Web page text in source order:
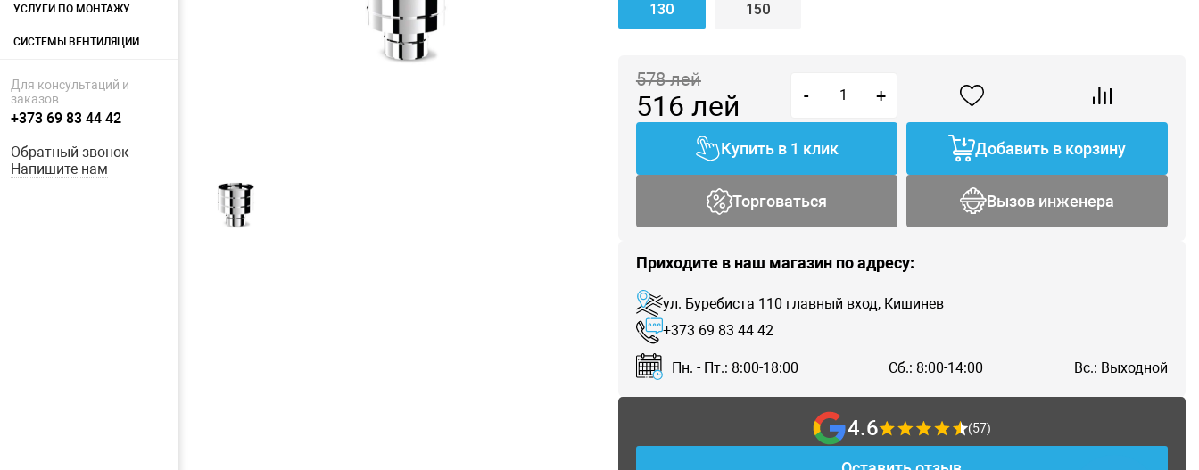
УСЛУГИ ПО МОНТАЖУ
СИСТЕМЫ ВЕНТИЛЯЦИИ
Для консультаций и
заказов
+373 69 83 44 42
Обратный звонок
Напишите нам
130 150
578лей
516 лей - +
Купить в 1 клик Добавить в корзину
Торговаться Вызов инженера
Приходите в наш магазин по адресу:
ул. Буребиста 110 главный вход, Кишинев
+373 69 83 44 42
Пн. - Пт.: 8:00-18:00 Сб.: 8:00-14:00 Вс.: Выходной
4.6 (57)